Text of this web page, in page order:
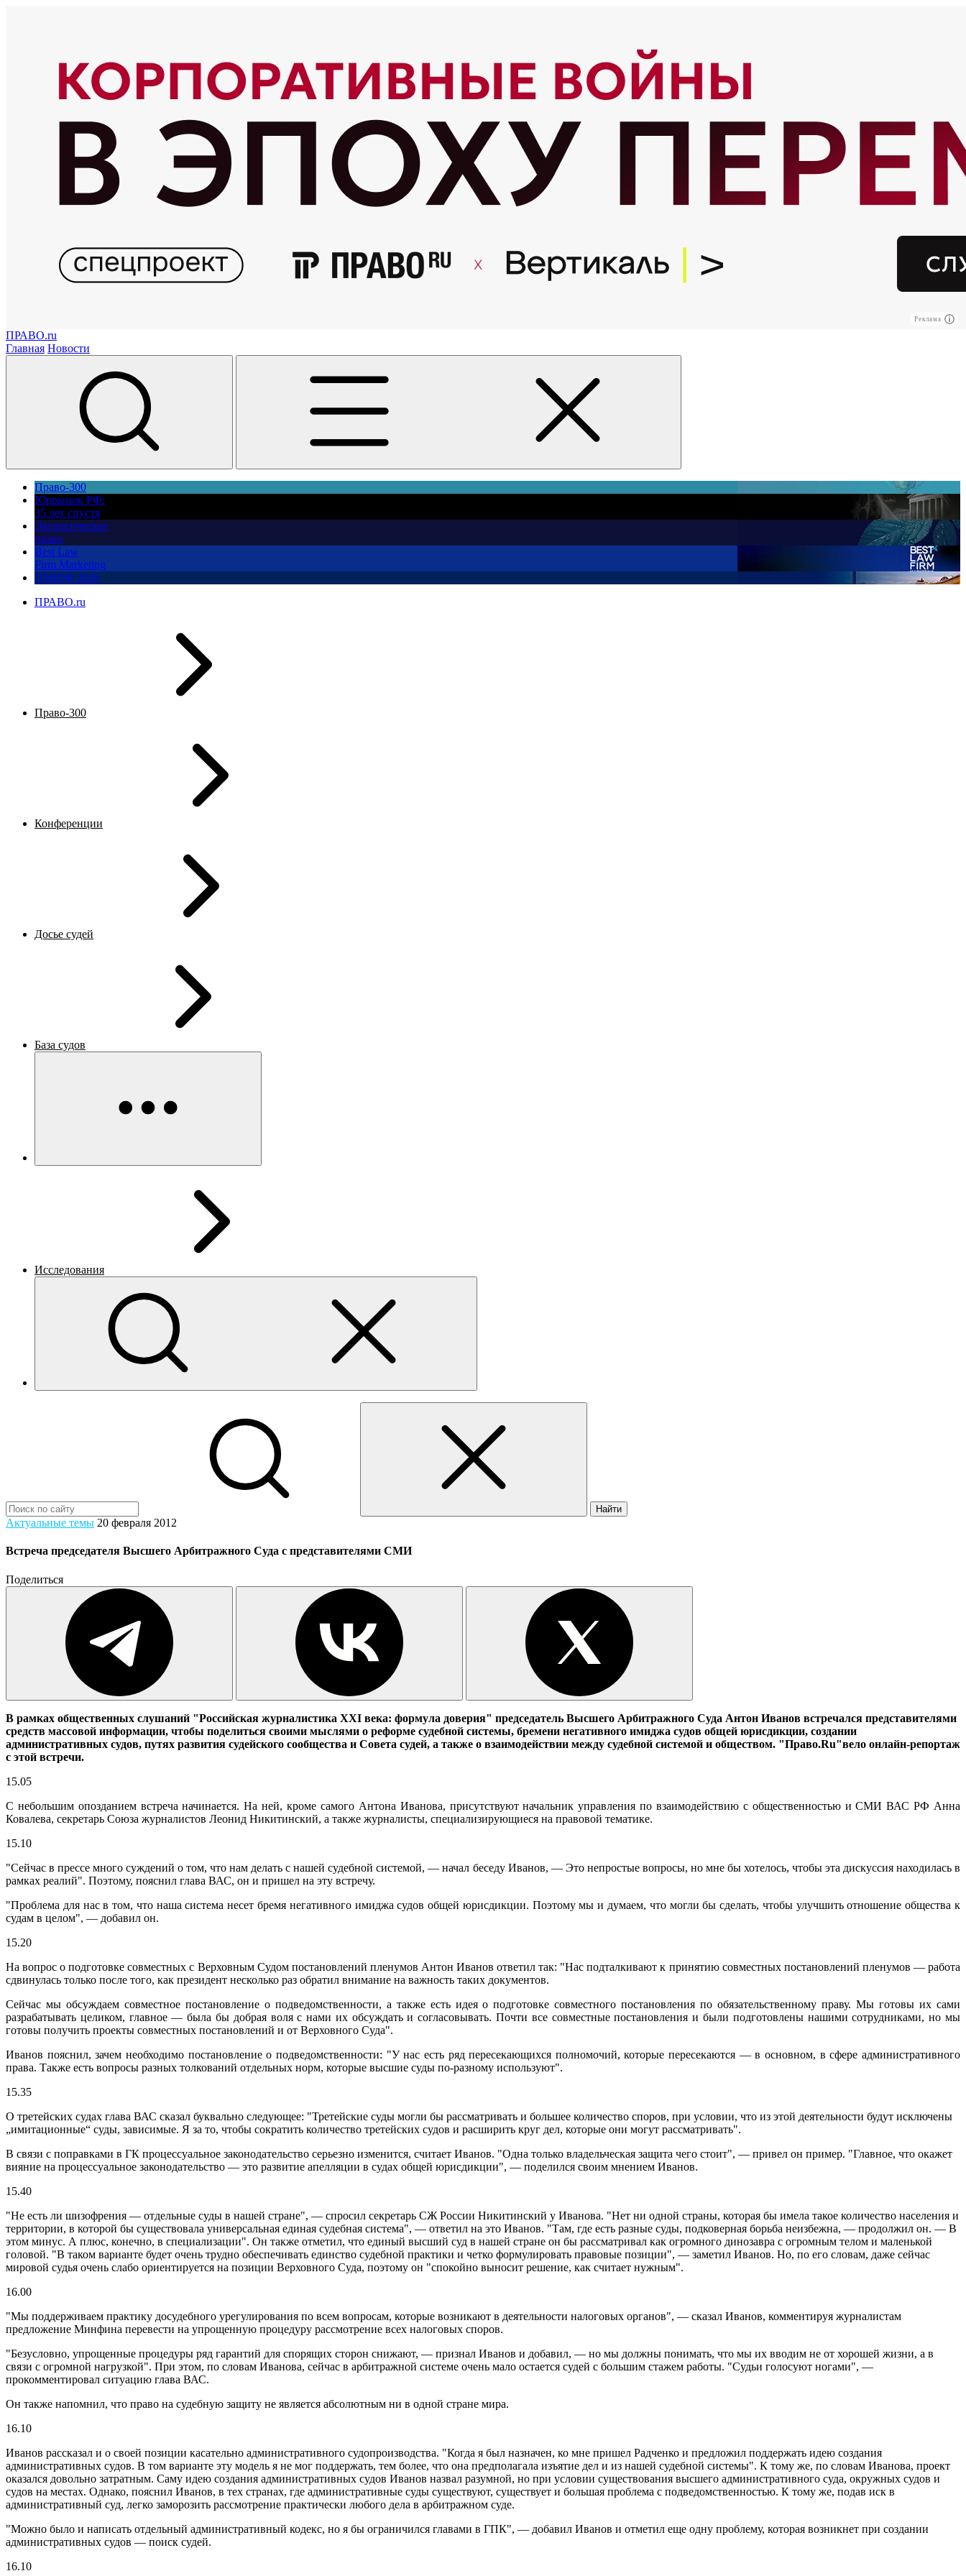
Реклама
ПРАВО.ru
Главная Новости
Право-300
Юррынок РФ:
35 лет спустя
Экологическое
право
Best Law
Firm Marketing
ПМЮФ 2026
ПРАВО.ru
Право-300
Конференции
Досье судей
База судов
Исследования
Найти
Актуальные темы 20 февраля 2012
Встреча председателя Высшего Арбитражного Суда с представителями СМИ
Поделиться
В рамках общественных слушаний "Российская журналистика XXI века: формула доверия" председатель Высшего Арбитражного Суда Антон Иванов встречался представителями
средств массовой информации, чтобы поделиться своими мыслями о реформе судебной системы, бремени негативного имиджа судов общей юрисдикции, создании
административных судов, путях развития судейского сообщества и Совета судей, а также о взаимодействии между судебной системой и обществом. "Право.Ru"вело онлайн-репортаж
с этой встречи.
15.05
С небольшим опозданием встреча начинается. На ней, кроме самого Антона Иванова, присутствуют начальник управления по взаимодействию с общественностью и СМИ ВАС РФ Анна
Ковалева, секретарь Союза журналистов Леонид Никитинский, а также журналисты, специализирующиеся на правовой тематике.
15.10
"Сейчас в прессе много суждений о том, что нам делать с нашей судебной системой, — начал беседу Иванов, — Это непростые вопросы, но мне бы хотелось, чтобы эта дискуссия находилась в
рамках реалий". Поэтому, пояснил глава ВАС, он и пришел на эту встречу.
"Проблема для нас в том, что наша система несет бремя негативного имиджа судов общей юрисдикции. Поэтому мы и думаем, что могли бы сделать, чтобы улучшить отношение общества к
судам в целом", — добавил он.
15.20
На вопрос о подготовке совместных с Верховным Судом постановлений пленумов Антон Иванов ответил так: "Нас подталкивают к принятию совместных постановлений пленумов — работа
сдвинулась только после того, как президент несколько раз обратил внимание на важность таких документов.
Сейчас мы обсуждаем совместное постановление о подведомственности, а также есть идея о подготовке совместного постановления по обязательственному праву. Мы готовы их сами
разрабатывать целиком, главное — была бы добрая воля с нами их обсуждать и согласовывать. Почти все совместные постановления и были подготовлены нашими сотрудниками, но мы
готовы получить проекты совместных постановлений и от Верховного Суда".
Иванов пояснил, зачем необходимо постановление о подведомственности: "У нас есть ряд пересекающихся полномочий, которые пересекаются — в основном, в сфере административного
права. Также есть вопросы разных толкований отдельных норм, которые высшие суды по-разному используют".
15.35
О третейских судах глава ВАС сказал буквально следующее: "Третейские суды могли бы рассматривать и большее количество споров, при условии, что из этой деятельности будут исключены
„имитационные“ суды, зависимые. Я за то, чтобы сократить количество третейских судов и расширить круг дел, которые они могут рассматривать".
В связи с поправками в ГК процессуальное законодательство серьезно изменится, считает Иванов. "Одна только владельческая защита чего стоит", — привел он пример. "Главное, что окажет
вияние на процессуальное законодательство — это развитие апелляции в судах общей юрисдикции", — поделился своим мнением Иванов.
15.40
"Не есть ли шизофрения — отдельные суды в нашей стране", — спросил секретарь СЖ России Никитинский у Иванова. "Нет ни одной страны, которая бы имела такое количество населения и
территории, в которой бы существовала универсальная единая судебная система", — ответил на это Иванов. "Там, где есть разные суды, подковерная борьба неизбежна, — продолжил он. — В
этом минус. А плюс, конечно, в специализации". Он также отметил, что единый высший суд в нашей стране он бы рассматривал как огромного динозавра с огромным телом и маленькой
головой. "В таком варианте будет очень трудно обеспечивать единство судебной практики и четко формулировать правовые позиции", — заметил Иванов. Но, по его словам, даже сейчас
мировой судья очень слабо ориентируется на позиции Верховного Суда, поэтому он "спокойно выносит решение, как считает нужным".
16.00
"Мы поддерживаем практику досудебного урегулирования по всем вопросам, которые возникают в деятельности налоговых органов", — сказал Иванов, комментируя журналистам
предложение Минфина перевести на упрощенную процедуру рассмотрение всех налоговых споров.
"Безусловно, упрощенные процедуры ряд гарантий для спорящих сторон снижают, — признал Иванов и добавил, — но мы должны понимать, что мы их вводим не от хорошей жизни, а в
связи с огромной нагрузкой". При этом, по словам Иванова, сейчас в арбитражной системе очень мало остается судей с большим стажем работы. "Судьи голосуют ногами", —
прокомментировал ситуацию глава ВАС.
Он также напомнил, что право на судебную защиту не является абсолютным ни в одной стране мира.
16.10
Иванов рассказал и о своей позиции касательно административного судопроизводства. "Когда я был назначен, ко мне пришел Радченко и предложил поддержать идею создания
административных судов. В том варианте эту модель я не мог поддержать, тем более, что она предполагала изъятие дел и из нашей судебной системы". К тому же, по словам Иванова, проект
оказался довольно затратным. Саму идею создания административных судов Иванов назвал разумной, но при условии существования высшего административного суда, окружных судов и
судов на местах. Однако, пояснил Иванов, в тех странах, где административные суды существуют, существует и большая проблема с подведомственностью. К тому же, подав иск в
административный суд, легко заморозить рассмотрение практически любого дела в арбитражном суде.
"Можно было и написать отдельный административный кодекс, но я бы ограничился главами в ГПК", — добавил Иванов и отметил еще одну проблему, которая возникнет при создании
административных судов — поиск судей.
16.10